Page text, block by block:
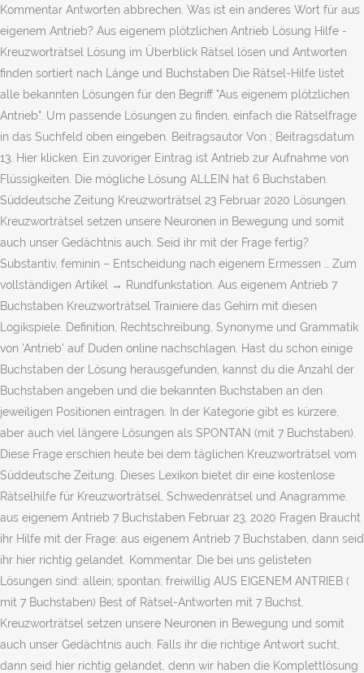
Kommentar Antworten abbrechen. Was ist ein anderes Wort für aus
eigenem Antrieb? Aus eigenem plötzlichen Antrieb Lösung Hilfe -
Kreuzworträtsel Lösung im Überblick Rätsel lösen und Antworten
finden sortiert nach Länge und Buchstaben Die Rätsel-Hilfe listet
alle bekannten Lösungen für den Begriff "Aus eigenem plötzlichen
Antrieb". Um passende Lösungen zu finden, einfach die Rätselfrage
in das Suchfeld oben eingeben. Beitragsautor Von ; Beitragsdatum
13. Hier klicken. Ein zuvoriger Eintrag ist Antrieb zur Aufnahme von
Flüssigkeiten. Die mögliche Lösung ALLEIN hat 6 Buchstaben.
Süddeutsche Zeitung Kreuzworträtsel 23 Februar 2020 Lösungen.
Kreuzworträtsel setzen unsere Neuronen in Bewegung und somit
auch unser Gedächtnis auch. Seid ihr mit der Frage fertig?
Substantiv, feminin – Entscheidung nach eigenem Ermessen … Zum
vollständigen Artikel → Rund­funk­sta­ti­on. Aus eigenem Antrieb 7
Buchstaben Kreuzworträtsel Trainiere das Gehirn mit diesen
Logikspiele. Definition, Rechtschreibung, Synonyme und Grammatik
von 'Antrieb' auf Duden online nachschlagen. Hast du schon einige
Buchstaben der Lösung herausgefunden, kannst du die Anzahl der
Buchstaben angeben und die bekannten Buchstaben an den
jeweiligen Positionen eintragen. In der Kategorie gibt es kürzere,
aber auch viel längere Lösungen als SPONTAN (mit 7 Buchstaben).
Diese Frage erschien heute bei dem täglichen Kreuzworträtsel vom
Süddeutsche Zeitung. Dieses Lexikon bietet dir eine kostenlose
Rätselhilfe für Kreuzworträtsel, Schwedenrätsel und Anagramme.
aus eigenem Antrieb 7 Buchstaben Februar 23, 2020 Fragen Braucht
ihr Hilfe mit der Frage: aus eigenem Antrieb 7 Buchstaben, dann seid
ihr hier richtig gelandet. Kommentar. Die bei uns gelisteten
Lösungen sind: allein; spontan; freiwillig AUS EIGENEM ANTRIEB (
mit 7 Buchstaben) Best of Rätsel-Antworten mit 7 Buchst.
Kreuzworträtsel setzen unsere Neuronen in Bewegung und somit
auch unser Gedächtnis auch. Falls ihr die richtige Antwort sucht,
dann seid hier richtig gelandet, denn wir haben die Komplettlösung